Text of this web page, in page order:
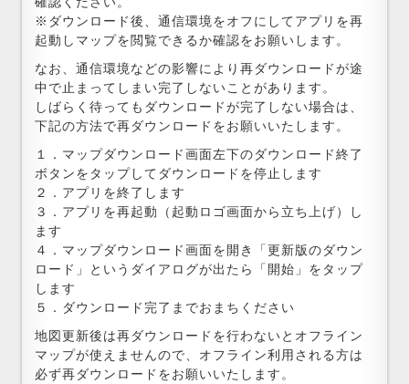
※ダウンロード後、通信環境をオフにしてアプリを再
起動しマップを閲覧できるか確認をお願いします。
なお、通信環境などの影響により再ダウンロードが途
中で止まってしまい完了しないことがあります。
しばらく待ってもダウンロードが完了しない場合は、
下記の方法で再ダウンロードをお願いいたします。
１．マップダウンロード画面左下のダウンロード終了
ボタンをタップしてダウンロードを停止します
２．アプリを終了します
３．アプリを再起動（起動ロゴ画面から立ち上げ）し
ます
４．マップダウンロード画面を開き「更新版のダウン
ロード」というダイアログが出たら「開始」をタップ
します
５．ダウンロード完了までおまちください
地図更新後は再ダウンロードを行わないとオフライン
マップが使えませんので、オフライン利用される方は
必ず再ダウンロードをお願いいたします。